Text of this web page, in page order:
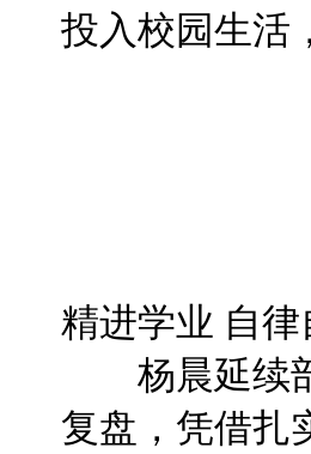
投入校园生活
精进学业 自
杨晨延续部
复盘，凭借扎